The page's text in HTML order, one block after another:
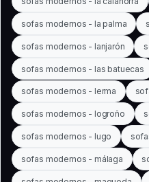
sofas modernos - la palma
sofas modernos - lanjarón
sofas modernos - las batuecas
sofas modernos - lerma
sofas modernos - logroño
sofas modernos - lugo
sofas modernos - málaga